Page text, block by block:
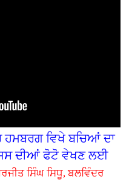
ਹਮਬਰਗ ਵਿਖੇ ਬਚ‌ਿਆਂ ਦਾ
ਦੀਆਂ ਫੋਟੋ ਵੇਖਣ ਲਈ
ਸਿੰਘ ਸਿਧੂ, ਬਲਵਿੰਦਰ